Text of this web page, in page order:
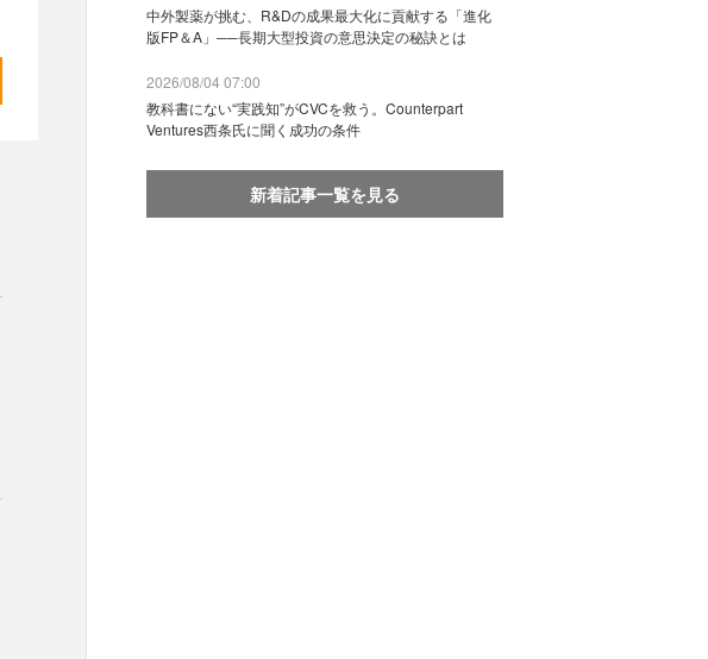
中外製薬が挑む、R&Dの成果最大化に貢献する「進化
版FP＆A」──長期大型投資の意思決定の秘訣とは
2026/08/04 07:00
教科書にない“実践知”がCVCを救う。Counterpart
Ventures西条氏に聞く成功の条件
新着記事一覧を見る